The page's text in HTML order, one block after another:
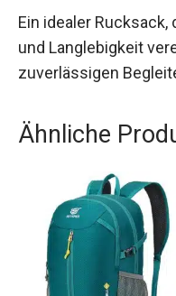
für mehrtägige
Ein idealer Rucksack,
und Langlebigkeit
Ähnliche